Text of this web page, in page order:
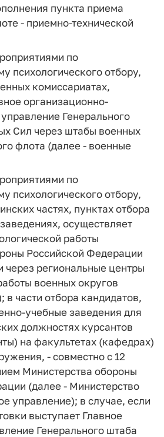
пункта приема
- приемно-технической
по
психологического отбору,
комиссариатах,
организационно-
Генерального
Сил через штабы военных
флота (далее - военные
по
психологического отбору,
частях, пунктах отбора
осуществляет
работы
Российской Федерации
через региональные центры
военных округов
в части отбора кандидатов,
учебные заведения для
должностях курсантов
на факультетах (кафедрах)
- совместно с 12
Министерства обороны
(далее - Министерство
управление); в случае, если
выступает Главное
Генерального штаба